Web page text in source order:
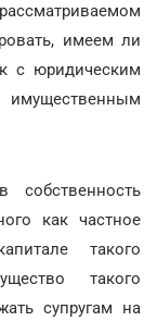
имеем ли
с юридическим
как частное
такого
такого
супругам на